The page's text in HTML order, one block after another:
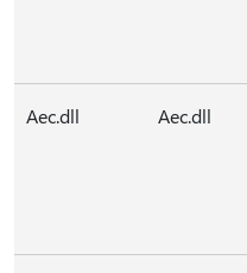
Aec.dll Aec.dll